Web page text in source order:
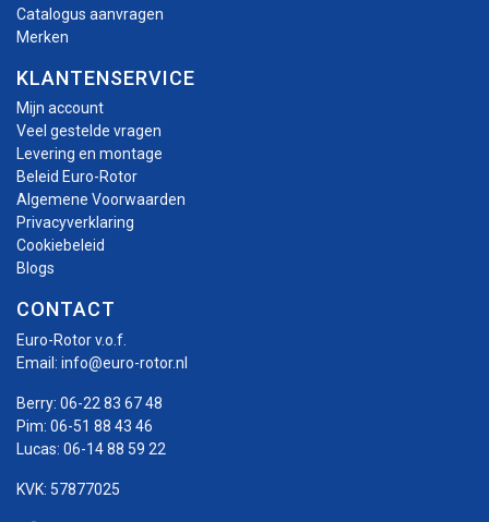
Catalogus aanvragen
Merken
KLANTENSERVICE
Mijn account
Veel gestelde vragen
Levering en montage
Beleid Euro-Rotor
Algemene Voorwaarden
Privacyverklaring
Cookiebeleid
Blogs
CONTACT
Euro-Rotor v.o.f.
Email: info@euro-rotor.nl
Berry: 06-22 83 67 48
Pim: 06-51 88 43 46
Lucas: 06-14 88 59 22
KVK: 57877025